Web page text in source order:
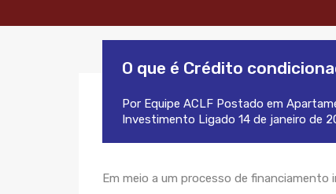
O que é Crédito
Por Equipe ACLF Postado em
Investimento Ligado 14 de janeiro de
Em meio a um processo de financiamento